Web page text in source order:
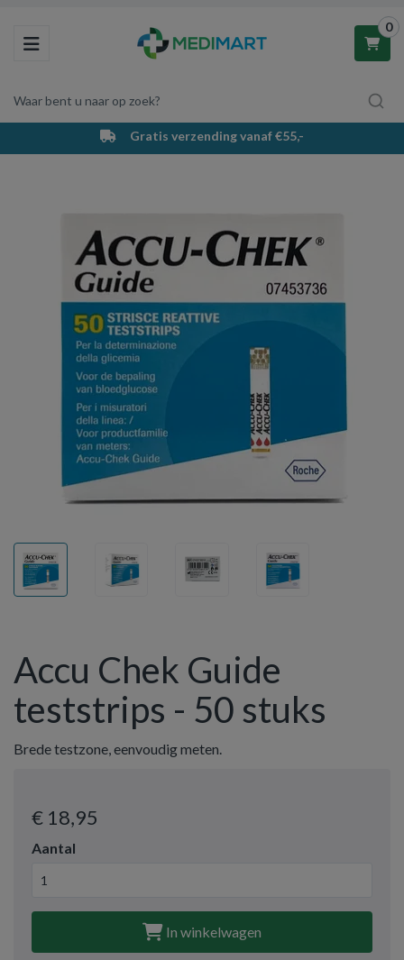
Toggle navigation
Waar bent u naar op zoek?
0
Winkelwagen
Vul hem met producten.
PostNL bezorging &
Accu Chek Guide
teststrips - 50 stuks
Brede testzone, eenvoudig meten.
€ 18,95
Aantal
In winkelwagen